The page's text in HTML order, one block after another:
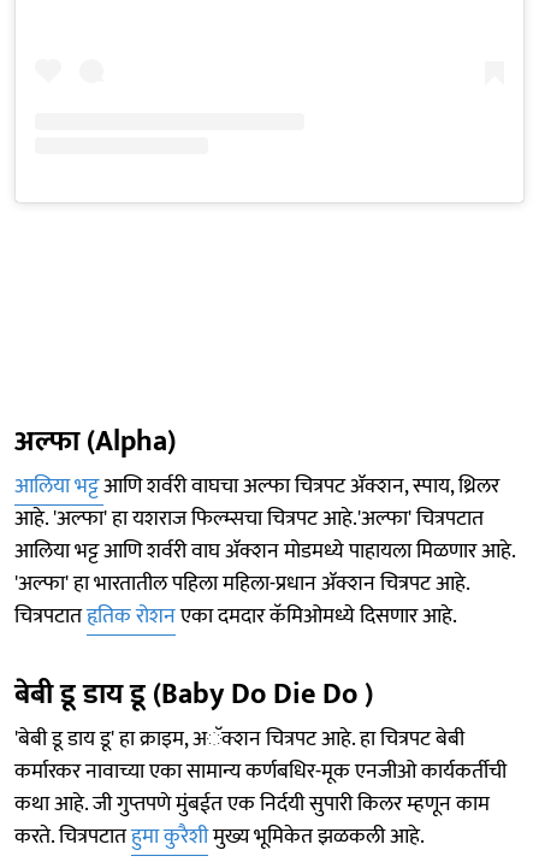
अल्फा (Alpha)
आलिया भट्टआणि शर्वरी वाघचा अल्फा चित्रपट ॲक्शन, स्पाय, थ्रिलर
आहे. 'अल्फा' हा यशराज फिल्म्सचा चित्रपट आहे.'अल्फा' चित्रपटात
आलिया भट्ट आणि शर्वरी वाघ ॲक्शन मोडमध्ये पाहायला मिळणार आहे.
'अल्फा' हा भारतातील पहिला महिला-प्रधान ॲक्शन चित्रपट आहे.
चित्रपटातहृतिक रोशनएका दमदार कॅमिओमध्ये दिसणार आहे.
बेबी डू डाय डू (Baby Do Die Do )
'बेबी डू डाय डू' हा क्राइम, अॅक्शन चित्रपट आहे. हा चित्रपट बेबी
कर्मारकर नावाच्या एका सामान्य कर्णबधिर-मूक एनजीओ कार्यकर्तीची
कथा आहे. जी गुप्तपणे मुंबईत एक निर्दयी सुपारी किलर म्हणून काम
करते. चित्रपटातहुमा कुरैशीमुख्य भूमिकेत झळकली आहे.